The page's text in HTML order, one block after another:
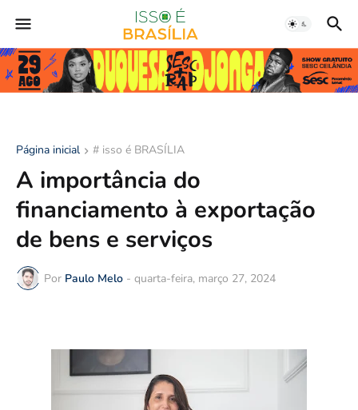
Página inicial # isso é BRASÍLIA
A importância do
financiamento à exportação
de bens e serviços
Por Paulo Melo - quarta-feira, março 27, 2024